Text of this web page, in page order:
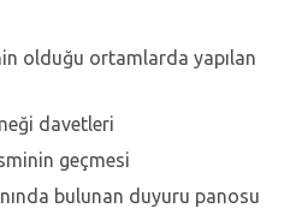
olduğu ortamlarda yapılan
davetleri
geçmesi
bulunan duyuru panosu